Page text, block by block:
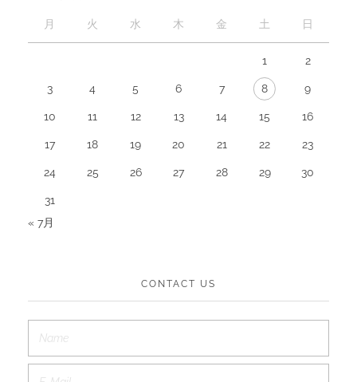
月 火 水 木 金 土 日
1 2
3 4 5 6 7 8 9
10 11 12 13 14 15 16
17 18 19 20 21 22 23
24 25 26 27 28 29 30
31
« 7月
CONTACT US